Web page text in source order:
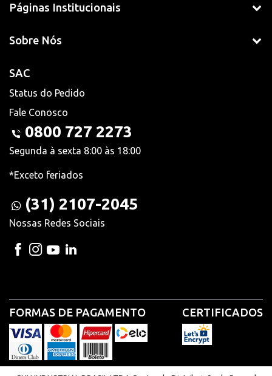
Páginas Institucionais
Sobre Nós
SAC
Status do Pedido
Fale Conosco
0800 727 2273
Segunda à sexta 8:00 às 18:00
*Exceto feriados
(31) 2107-2045
Nossas Redes Sociais
FORMAS DE PAGAMENTO CERTIFICADOS